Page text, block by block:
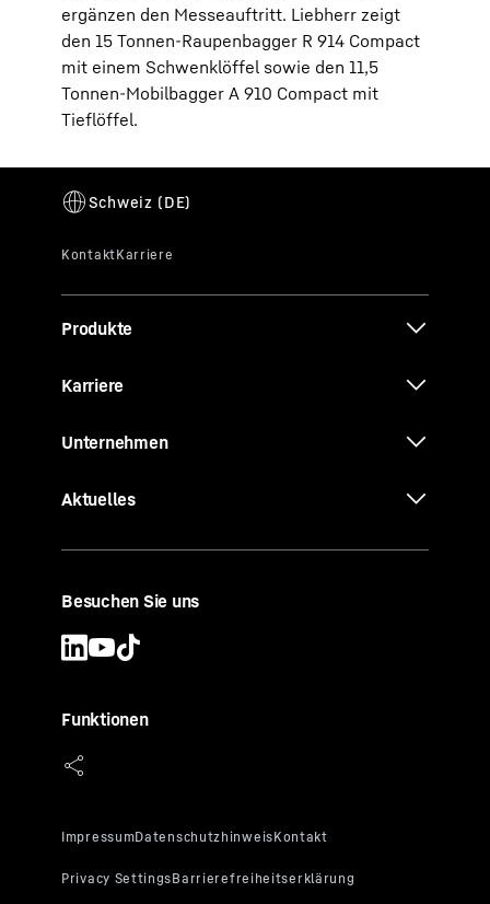
ergänzen den Messeauftritt. Liebherr zeigt
den 15 Tonnen-Raupenbagger R 914 Compact
mit einem Schwenklöffel sowie den 11,5
Tonnen-Mobilbagger A 910 Compact mit
Tieflöffel.
Produkte
Karriere
Unternehmen
Aktuelles
Besuchen Sie uns
Funktionen